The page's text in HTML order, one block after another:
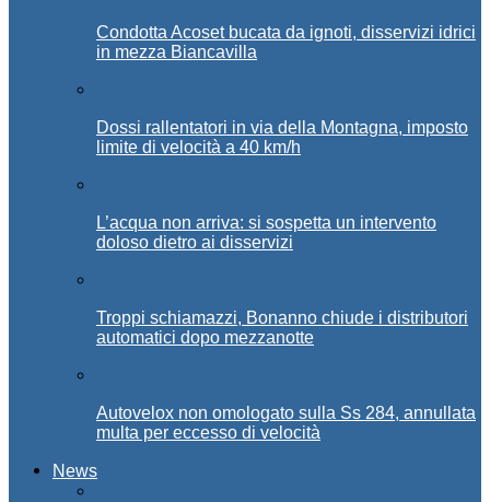
Condotta Acoset bucata da ignoti, disservizi idrici
in mezza Biancavilla
Dossi rallentatori in via della Montagna, imposto
limite di velocità a 40 km/h
L’acqua non arriva: si sospetta un intervento
doloso dietro ai disservizi
Troppi schiamazzi, Bonanno chiude i distributori
automatici dopo mezzanotte
Autovelox non omologato sulla Ss 284, annullata
multa per eccesso di velocità
News